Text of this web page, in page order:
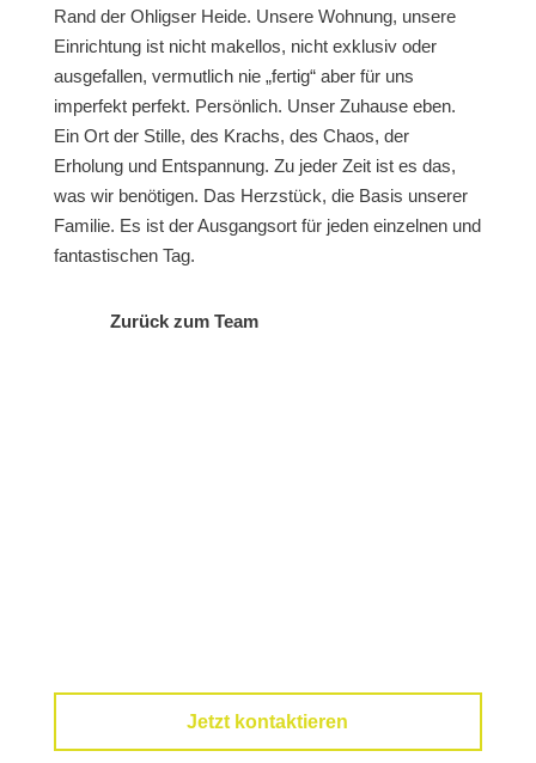
Rand der Ohligser Heide. Unsere Wohnung, unsere
Einrichtung ist nicht makellos, nicht exklusiv oder
ausgefallen, vermutlich nie „fertig“ aber für uns
imperfekt perfekt. Persönlich. Unser Zuhause eben.
Ein Ort der Stille, des Krachs, des Chaos, der
Erholung und Entspannung. Zu jeder Zeit ist es das,
was wir benötigen. Das Herzstück, die Basis unserer
Familie. Es ist der Ausgangsort für jeden einzelnen und
fantastischen Tag.
Zurück zum Team
Jetzt kontaktieren